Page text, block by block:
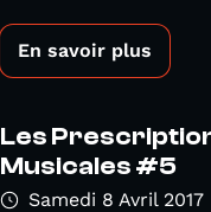
En savoir plus
Les
Musicales #5
Samedi 8 Avril 2017